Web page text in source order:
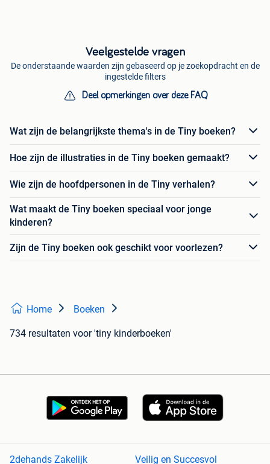
Veelgestelde vragen
De onderstaande waarden zijn gebaseerd op je zoekopdracht en de
ingestelde filters
Deel opmerkingen over deze FAQ
Wat zijn de belangrijkste thema's in de Tiny boeken?
Hoe zijn de illustraties in de Tiny boeken gemaakt?
Wie zijn de hoofdpersonen in de Tiny verhalen?
Wat maakt de Tiny boeken speciaal voor jonge
kinderen?
Zijn de Tiny boeken ook geschikt voor voorlezen?
Home Boeken
734 resultaten voor 'tiny kinderboeken'
2dehands Zakelijk Veilig en Succesvol